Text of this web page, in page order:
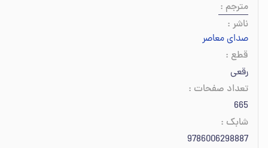
مترجم :
ناشر :
صدای معاصر
قطع :
رقعی
تعداد صفحات :
665
شابک :
9786006298887